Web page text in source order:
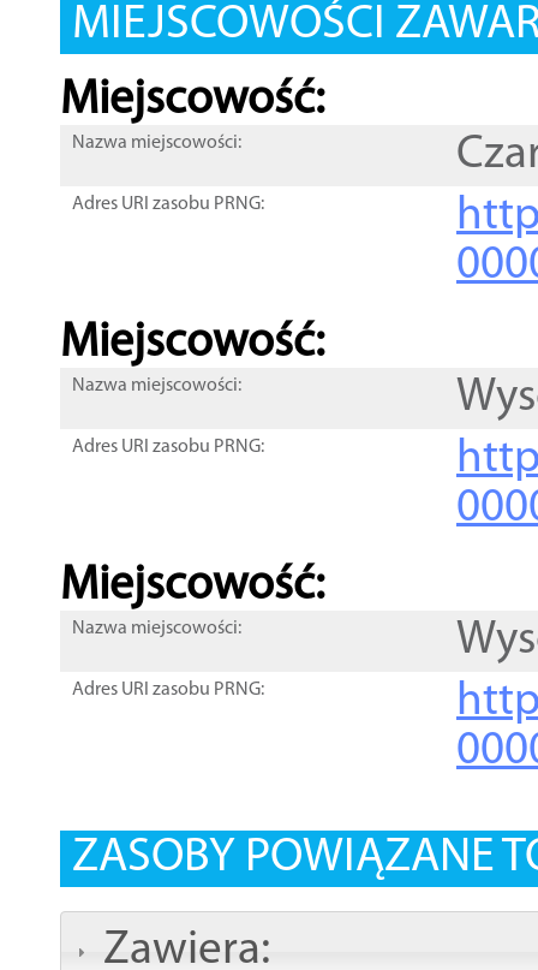
MIEJSCOWOŚCI
Miejscowość:
Nazwa miejscowości:
Adres URI zasobu PRNG:
Miejscowość:
Nazwa miejscowości:
Adres URI zasobu PRNG:
Miejscowość:
Nazwa miejscowości:
Adres URI zasobu PRNG:
ZASOBY POWIĄZANE
Zawiera: